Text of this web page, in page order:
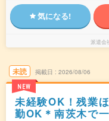
気になる!
派遣会
未読
NEW
掲載日 2026/08/06
未経験OK！残業
勤OK＊南茨木で